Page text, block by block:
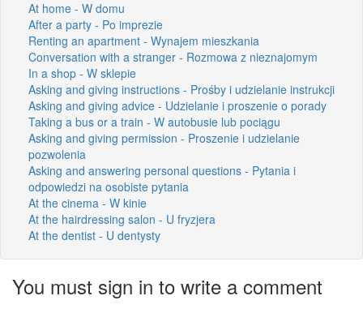
At home - W domu
After a party - Po imprezie
Renting an apartment - Wynajem mieszkania
Conversation with a stranger - Rozmowa z nieznajomym
In a shop - W sklepie
Asking and giving instructions - Prośby i udzielanie instrukcji
Asking and giving advice - Udzielanie i proszenie o porady
Taking a bus or a train - W autobusie lub pociągu
Asking and giving permission - Proszenie i udzielanie
pozwolenia
Asking and answering personal questions - Pytania i
odpowiedzi na osobiste pytania
At the cinema - W kinie
At the hairdressing salon - U fryzjera
At the dentist - U dentysty
You must sign in to write a comment